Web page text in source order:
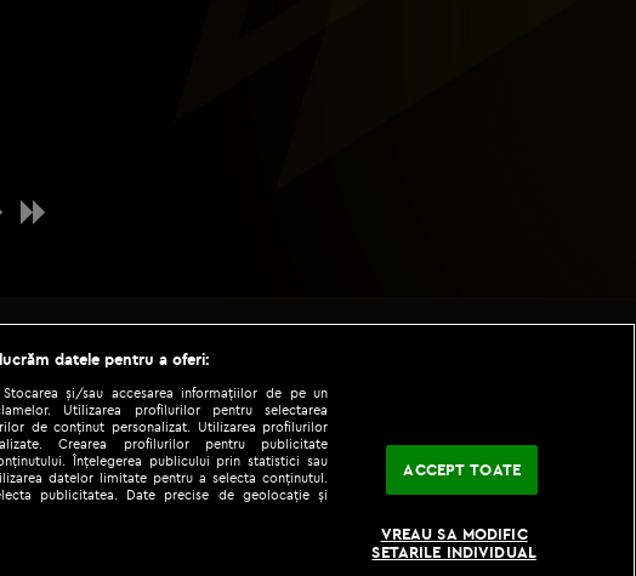
datele pentru a oferi:
și/sau accesarea informațiilor de pe un
Utilizarea profilurilor pentru selectarea
de conținut personalizat. Utilizarea profilurilor
Crearea profilurilor pentru publicitate
Înțelegerea publicului prin statistici sau
datelor limitate pentru a selecta conținutul.
publicitatea. Date precise de geolocație și
ACCEPT TOATE
VREAU SA MODIFIC
SETARILE INDIVIDUAL